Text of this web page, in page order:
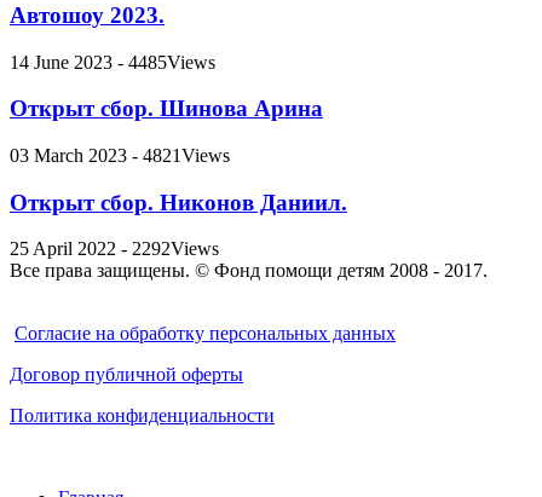
Автошоу 2023.
14 June 2023 - 4485Views
Открыт сбор. Шинова Арина
03 March 2023 - 4821Views
Открыт сбор. Никонов Даниил.
25 April 2022 - 2292Views
Все права защищены. © Фонд помощи детям 2008 - 2017.
Cогласие на обработку персональных данных
Договор публичной оферты
Политика конфиденциальности